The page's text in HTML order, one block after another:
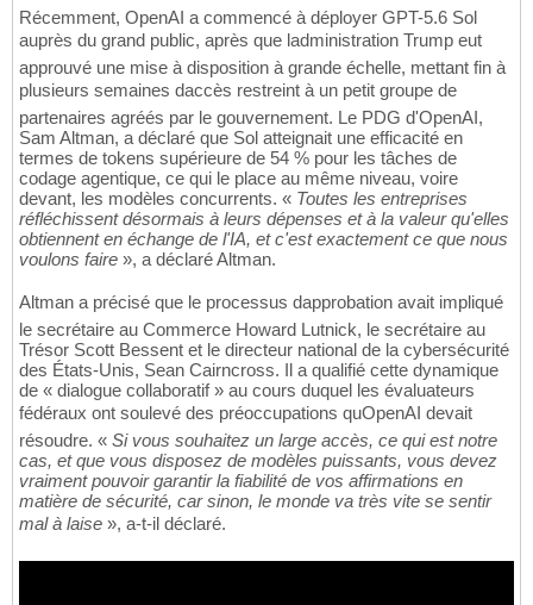
Récemment, OpenAI a commencé à déployer GPT-5.6 Sol
auprès du grand public, après que ladministration Trump eut
approuvé une mise à disposition à grande échelle, mettant fin à
plusieurs semaines daccès restreint à un petit groupe de
partenaires agréés par le gouvernement. Le PDG d'OpenAI,
Sam Altman, a déclaré que Sol atteignait une efficacité en
termes de tokens supérieure de 54 % pour les tâches de
codage agentique, ce qui le place au même niveau, voire
devant, les modèles concurrents. « Toutes les entreprises
réfléchissent désormais à leurs dépenses et à la valeur qu'elles
obtiennent en échange de l'IA, et c'est exactement ce que nous
voulons faire », a déclaré Altman.
Altman a précisé que le processus dapprobation avait impliqué
le secrétaire au Commerce Howard Lutnick, le secrétaire au
Trésor Scott Bessent et le directeur national de la cybersécurité
des États-Unis, Sean Cairncross. Il a qualifié cette dynamique
de « dialogue collaboratif » au cours duquel les évaluateurs
fédéraux ont soulevé des préoccupations quOpenAI devait
résoudre. « Si vous souhaitez un large accès, ce qui est notre
cas, et que vous disposez de modèles puissants, vous devez
vraiment pouvoir garantir la fiabilité de vos affirmations en
matière de sécurité, car sinon, le monde va très vite se sentir
mal à laise », a-t-il déclaré.